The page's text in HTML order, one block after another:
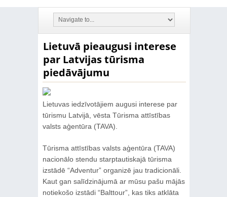
Lietuvā pieaugusi interese
par Latvijas tūrisma
piedāvājumu
Lietuvas iedzīvotājiem augusi interese par
tūrismu Latvijā, vēsta Tūrisma attīstības
valsts aģentūra (TAVA).
Tūrisma attīstības valsts aģentūra (TAVA)
nacionālo stendu starptautiskajā tūrisma
izstādē “Adventur” organizē jau tradicionāli.
Kaut gan salīdzinājumā ar mūsu pašu mājās
notiekošo izstādi “Balttour”, kas tiks atklāta